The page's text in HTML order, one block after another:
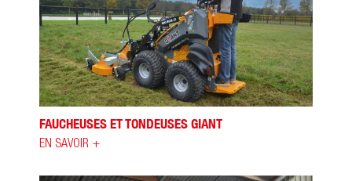
FAUCHEUSES ET TONDEUSES GIANT
EN SAVOIR +